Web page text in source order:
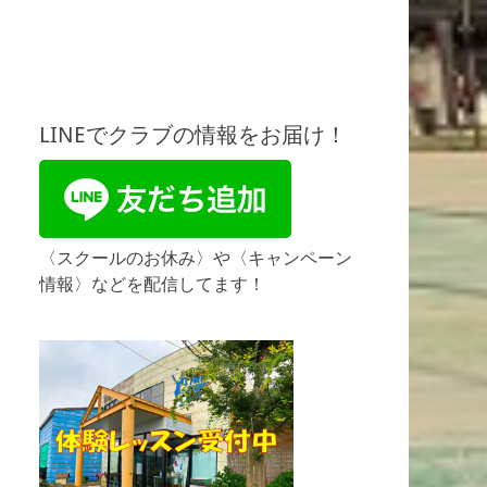
LINEでクラブの情報をお届け！
〈スクールのお休み〉や〈キャンペーン
情報〉などを配信してます！